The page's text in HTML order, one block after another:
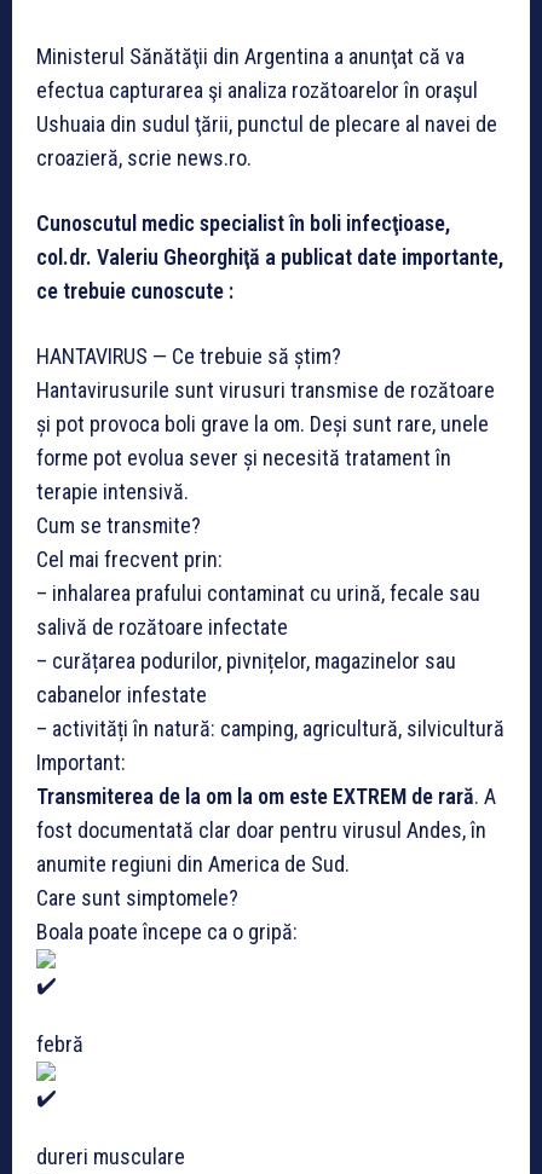
Ministerul Sănătăţii din Argentina a anunţat că va
efectua capturarea şi analiza rozătoarelor în oraşul
Ushuaia din sudul ţării, punctul de plecare al navei de
croazieră, scrie news.ro.
Cunoscutul medic specialist în boli infecţioase,
col.dr. Valeriu Gheorghiţă a publicat date importante,
ce trebuie cunoscute :
HANTAVIRUS — Ce trebuie să știm?
Hantavirusurile sunt virusuri transmise de rozătoare
și pot provoca boli grave la om. Deși sunt rare, unele
forme pot evolua sever și necesită tratament în
terapie intensivă.
Cum se transmite?
Cel mai frecvent prin:
– inhalarea prafului contaminat cu urină, fecale sau
salivă de rozătoare infectate
– curățarea podurilor, pivnițelor, magazinelor sau
cabanelor infestate
– activități în natură: camping, agricultură, silvicultură
Important:
Transmiterea de la om la om este EXTREM de rară. A
fost documentată clar doar pentru virusul Andes, în
anumite regiuni din America de Sud.
Care sunt simptomele?
Boala poate începe ca o gripă:
febră
dureri musculare